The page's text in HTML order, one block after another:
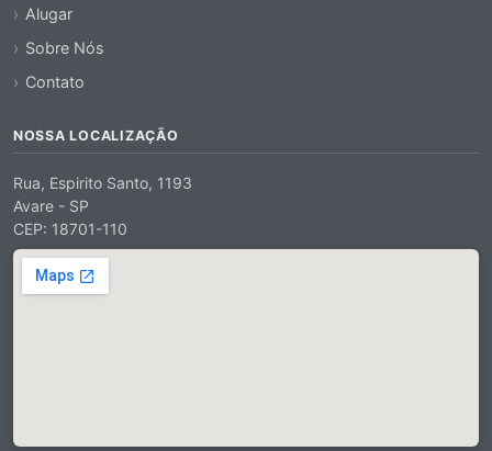
Alugar
Sobre Nós
Contato
NOSSA LOCALIZAÇÃO
Rua, Espirito Santo, 1193
Avare - SP
CEP: 18701-110